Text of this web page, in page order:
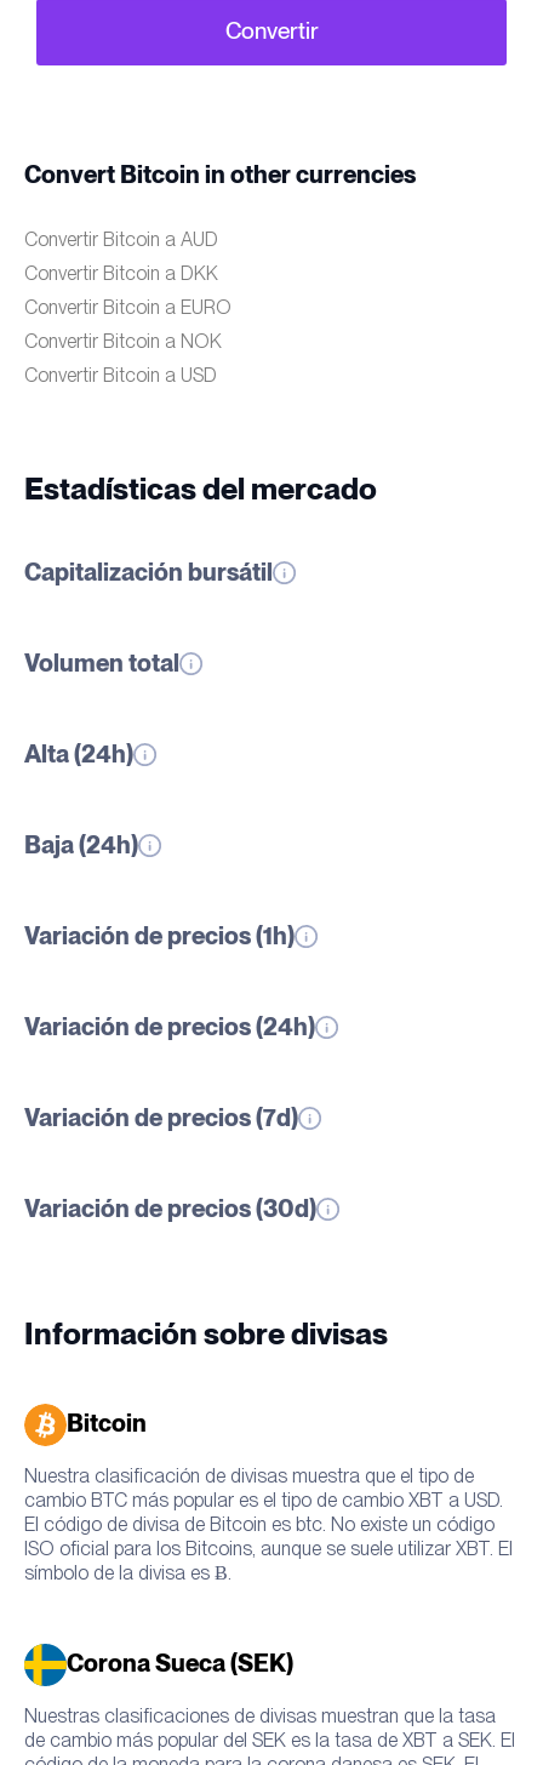
Convertir
Convert Bitcoin in other currencies
Convertir Bitcoin a AUD
Convertir Bitcoin a DKK
Convertir Bitcoin a EURO
Convertir Bitcoin a NOK
Convertir Bitcoin a USD
Estadísticas del mercado
Capitalización bursátil
Volumen total
Alta (24h)
Baja (24h)
Variación de precios (1h)
Variación de precios (24h)
Variación de precios (7d)
Variación de precios (30d)
Información sobre divisas
Bitcoin
Nuestra clasificación de divisas muestra que el tipo de
cambio BTC más popular es el tipo de cambio XBT a USD.
El código de divisa de Bitcoin es btc. No existe un código
ISO oficial para los Bitcoins, aunque se suele utilizar XBT. El
símbolo de la divisa es Ƀ.
Corona Sueca (SEK)
Nuestras clasificaciones de divisas muestran que la tasa
de cambio más popular del SEK es la tasa de XBT a SEK. El